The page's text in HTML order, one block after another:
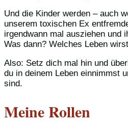
Und die Kinder werden – auch
unserem toxischen Ex
irgendwann mal ausziehen und
Was dann? Welches Leben
Also: Setz dich mal hin und
du in deinem Leben einnimmst
sind.
Meine Rollen